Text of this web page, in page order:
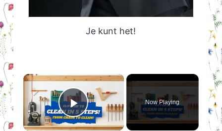
Je kunt het!
×
Play Video
Now Playing